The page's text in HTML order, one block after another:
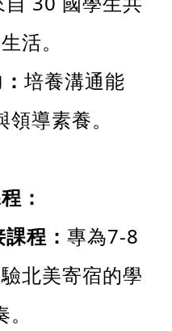
活。
培養溝通能
導素養。
：
程： 專為7-8
北美寄宿的學